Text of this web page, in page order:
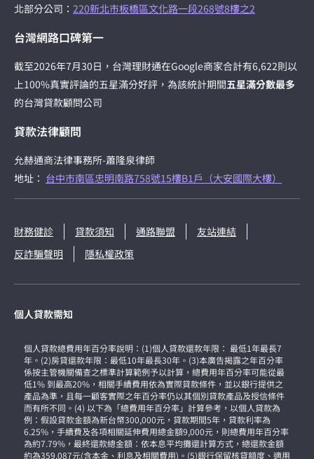
北部分公司： 220新北市板橋區文化路一段268號8樓之2
台灣網路口碑第一
截至2026年7月30日，台灣理財通在Google商家合計有6,622則以
上100%真實評論的五星滿分好評，為該統計期間五星滿分數最多
的台灣貸款顧問公司
貸款法律顧問
允赫通商法律事務所-蕭隆泉律師
地址： 台中市南區忠明南路758號15樓B1戶（大安國際大樓）
財務健診 貸款須知 通路聯盟
友站連結
反詐騙聲明
隱私權政策
個人貸款需知
個人貸款總費用年百分率說明：(1)個人貸款還款年限： 最低1年最長7
年。(2)房貸還款年限：最低10年最長30年。(3)本廣告揭露之年百分率
係按主管機關備查之標準計算範例予以計算，總費用年百分率可能從最
低1% 到最高20%，相關手續費用依為實際貸款條件，並以銀行提供之
產品為準，且每一顧客實際之年百分率仍以其個別貸款產品及授信條件
而有所不同。(4) 以下為「總費用年百分率」計算參考，以個人貸款為
例：假設貸款金額為新台幣300,000元，貸款期間5年，貸款利率為
6.25%，手續費及各項相關延伸費用總金額9,000元，則總費用年百分率
為約7.79%，最終還款總金額：依本息平均攤還計算方式，總還款金額
約為359,087元(含本金、利息及相關費用)。(5)銀行保留核貸額度、適用